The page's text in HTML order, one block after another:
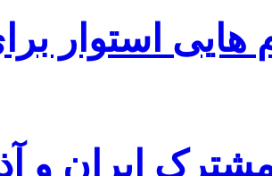
استوار
ایران و